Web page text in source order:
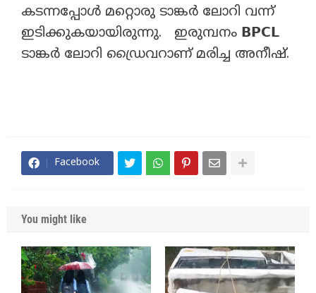
കടന്നപ്പോൾ മറ്റൊരു ടാങ്കർ ലോറി വന്ന്
ഇടിക്കുകയായിരുന്നു. ഇരുമ്പനം 𝗕𝗣𝗖𝗟
ടാങ്കർ ലോറി ഡ്രൈവറാണ് മരിച്ച അനീഷ്.
Facebook
You might like